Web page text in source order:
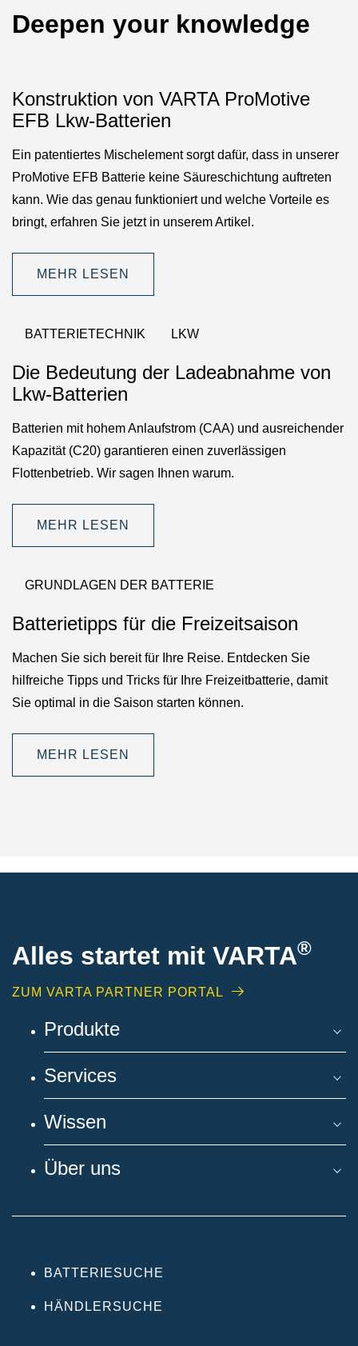
Deepen your knowledge
Konstruktion von VARTA ProMotive
EFB Lkw-Batterien
Ein patentiertes Mischelement sorgt dafür, dass in unserer
ProMotive EFB Batterie keine Säureschichtung auftreten
kann. Wie das genau funktioniert und welche Vorteile es
bringt, erfahren Sie jetzt in unserem Artikel.
MEHR LESEN
BATTERIETECHNIK LKW
Die Bedeutung der Ladeabnahme von
Lkw-Batterien
Batterien mit hohem Anlaufstrom (CAA) und ausreichender
Kapazität (C20) garantieren einen zuverlässigen
Flottenbetrieb. Wir sagen Ihnen warum.
MEHR LESEN
GRUNDLAGEN DER BATTERIE
Batterietipps für die Freizeitsaison
Machen Sie sich bereit für Ihre Reise. Entdecken Sie
hilfreiche Tipps und Tricks für Ihre Freizeitbatterie, damit
Sie optimal in die Saison starten können.
MEHR LESEN
Alles startet mit VARTA®
ZUM VARTA PARTNER PORTAL
Produkte
Services
Wissen
Über uns
BATTERIESUCHE
HÄNDLERSUCHE